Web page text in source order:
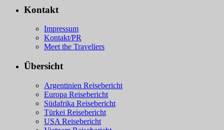
Kontakt
Impressum
Kontakt/PR
Meet the Traveliers
Übersicht
Argentinien Reisebericht
Europa Reisebericht
Südafrika Reisebericht
Türkei Reisebericht
USA Reisebericht